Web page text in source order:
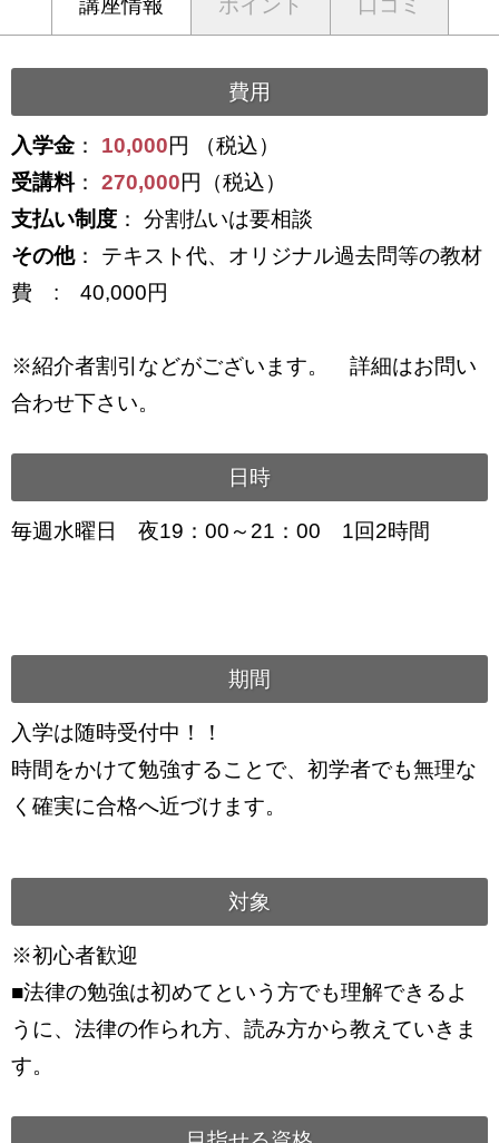
講座情報 ポイント 口コミ
費用
入学金 ： 10,000円 （税込）
受講料： 270,000円（税込）
支払い制度 ： 分割払いは要相談
その他： テキスト代、オリジナル過去問等の教材
費 : 40,000円
※紹介者割引などがございます。 詳細はお問い
合わせ下さい。
日時
毎週水曜日 夜19：00～21：00 1回2時間
期間
入学は随時受付中！！
時間をかけて勉強することで、初学者でも無理な
く確実に合格へ近づけます。
対象
※初心者歓迎
■法律の勉強は初めてという方でも理解できるよ
うに、法律の作られ方、読み方から教えていきま
す。